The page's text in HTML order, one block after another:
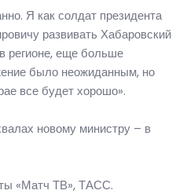
Я как солдат президента
развивать Хабаровский
регионе, еще больше
было неожиданным, но
все будет хорошо».
новому министру – в
«Матч ТВ», ТАСС.